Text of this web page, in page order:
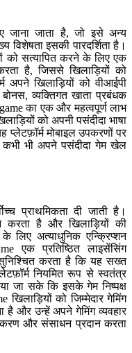
जाना जाता है, जो इसे अन्य
इसकी पारदर्शिता है।
को सत्यापित करने के लिए एक
है, जिससे खिलाड़ियों को
अपने खिलाड़ियों को वीआईपी
बोनस, व्यक्तिगत खाता प्रबंधक
का एक और महत्वपूर्ण लाभ
को अपनी पसंदीदा भाषा
प्लेटफ़ॉर्म मोबाइल उपकरणों पर
भी अपने पसंदीदा गेम खेल
प्राथमिकता दी जाती है।
करता है और खिलाड़ियों की
के लिए अत्याधुनिक एन्क्रिप्शन
एक प्रतिष्ठित लाइसेंसिंग
सुनिश्चित करता है कि यह सख्त
नियमित रूप से स्वतंत्र
जा सके कि इसके गेम निष्पक्ष
को जिम्मेदार गेमिंग
है और उन्हें अपने गेमिंग व्यवहार
और संसाधन प्रदान करता